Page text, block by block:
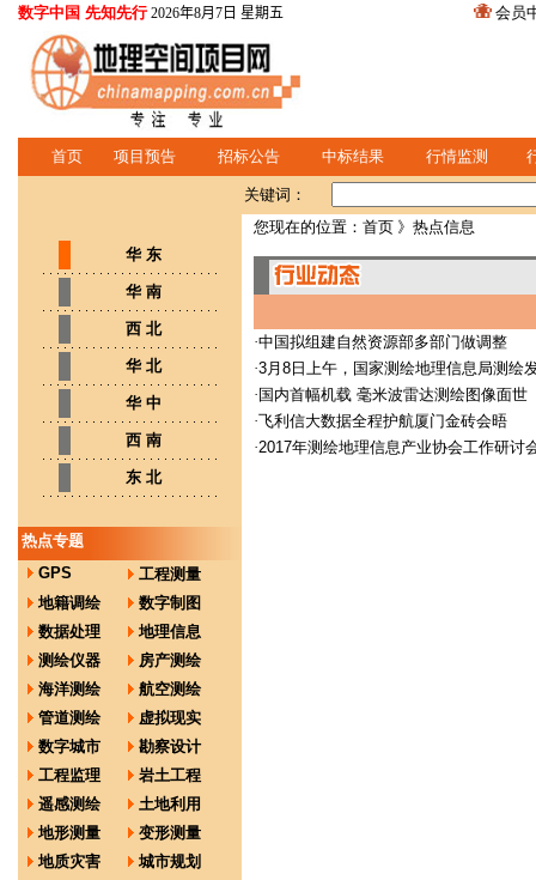
数字中国 先知先行 2026年8月7日 星期五 会员
首页 项目预告 招标公告 中标结果 行情监测
关键词：
华 东
华 南
西 北
华 北
华 中
西 南
东 北
热点专题
GPS
工程测量
地籍调绘
数字制图
数据处理
地理信息
测绘仪器
房产测绘
海洋测绘
航空测绘
管道测绘
虚拟现实
数字城市
勘察设计
工程监理
岩土工程
遥感测绘
土地利用
地形测量
变形测量
地质灾害
城市规划
您现在的位置： 首页 》热点信息
·中国拟组建自然资源部多部门做调整
·3月8日上午，国家测绘地理信息局测绘
· 国内首幅机载 毫米波雷达测绘图像面世
·飞利信大数据全程护航厦门金砖会晤
·2017年测绘地理信息产业协会工作研讨